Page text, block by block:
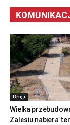
Drogi
Wielka
Zalesiu nabiera